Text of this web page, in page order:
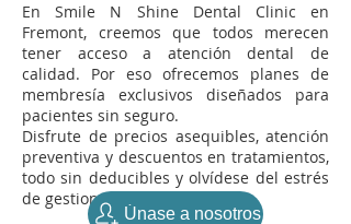
En Smile N Shine Dental Clinic en
Fremont, creemos que todos merecen
tener acceso a atención dental de
calidad. Por eso ofrecemos planes de
membresía exclusivos diseñados para
pacientes sin seguro.
Disfrute de precios asequibles, atención
preventiva y descuentos en tratamientos,
todo sin deducibles y olvídese del estrés
de gestionar su salud dental.
Únase a nosotros